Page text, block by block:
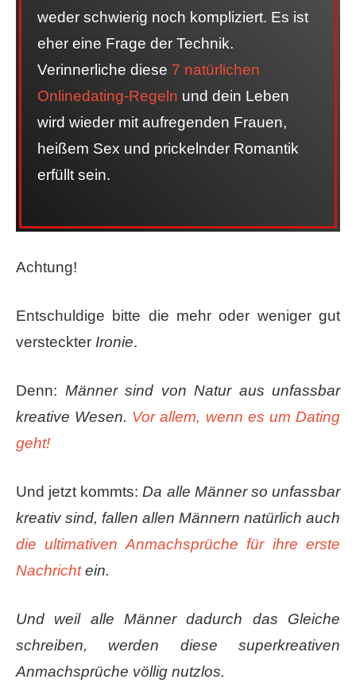
weder schwierig noch kompliziert. Es ist
eher eine Frage der Technik.
Verinnerliche diese 7 natürlichen
Onlinedating-Regeln und dein Leben
wird wieder mit aufregenden Frauen,
heißem Sex und prickelnder Romantik
erfüllt sein.
Achtung!
Entschuldige bitte die mehr oder weniger gut
versteckter Ironie.
Denn: Männer sind von Natur aus unfassbar
kreative Wesen. ​ Vor allem, wenn es um Dating
geht!
Und jetzt kommts:Da alle Männer so unfassbar
kreativ sind, fallen allen Männern natürlich auch
die ultimativen Anmachsprüche für ihre erste
Nachrichtein.
Und weil alle Männer dadurch das Gleiche
schreiben, werden diese superkreativen
Anmachsprüche völlig nutzlos.